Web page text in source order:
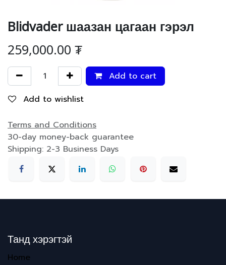
Blidvader шаазан цагаан гэрэл
259,000.00₮
Add to cart
Add to wishlist
Terms and Conditions
30-day money-back guarantee
Shipping: 2-3 Business Days
Танд хэрэгтэй
Home